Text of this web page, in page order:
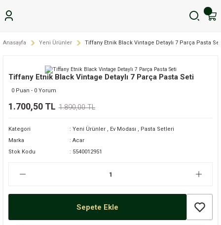
Anasayfa Yeni Ürünler Tiffany Etnik Black Vintage Detaylı 7 Parça Pasta
Tiffany Etnik Black Vintage Detaylı 7 Parça Pasta Seti
0 Puan - 0 Yorum
1.700,50 TL 1.890,00 TL
Kategori Yeni Ürünler , Ev Modası , Pasta Setleri
Marka
Acar
Stok Kodu
5540012951
Sepete Ekle